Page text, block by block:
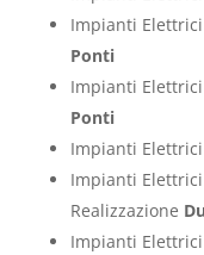
Impianti
Ponti
Impianti
Ponti
Impianti
Impianti
Realizzazione
Impianti